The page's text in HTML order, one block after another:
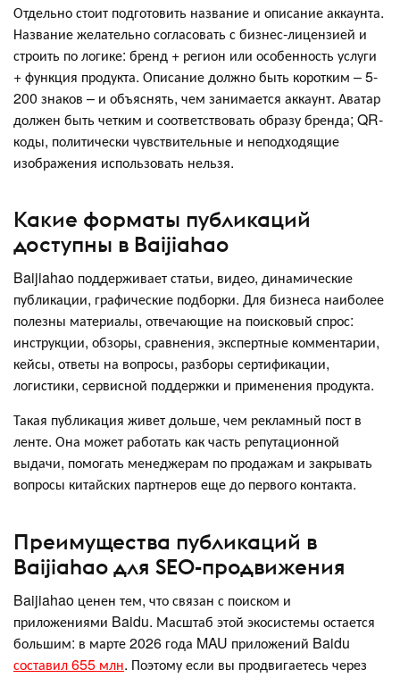
Отдельно стоит подготовить название и описание аккаунта.
Название желательно согласовать с бизнес-лицензией и
строить по логике: бренд + регион или особенность услуги
+ функция продукта. Описание должно быть коротким – 5-
200 знаков – и объяснять, чем занимается аккаунт. Аватар
должен быть четким и соответствовать образу бренда; QR-
коды, политически чувствительные и неподходящие
изображения использовать нельзя.
Какие форматы публикаций
доступны в Baijiahao
Baijiahao поддерживает статьи, видео, динамические
публикации, графические подборки. Для бизнеса наиболее
полезны материалы, отвечающие на поисковый спрос:
инструкции, обзоры, сравнения, экспертные комментарии,
кейсы, ответы на вопросы, разборы сертификации,
логистики, сервисной поддержки и применения продукта.
Такая публикация живет дольше, чем рекламный пост в
ленте. Она может работать как часть репутационной
выдачи, помогать менеджерам по продажам и закрывать
вопросы китайских партнеров еще до первого контакта.
Преимущества публикаций в
Baijiahao для SEO-продвижения
Baijiahao ценен тем, что связан с поиском и
приложениями Baidu. Масштаб этой экосистемы остается
большим: в марте 2026 года MAU приложений Baidu
составил 655 млн. Поэтому если вы продвигаетесь через